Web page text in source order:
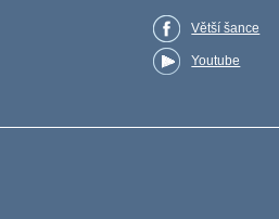
Větší šance
Youtube